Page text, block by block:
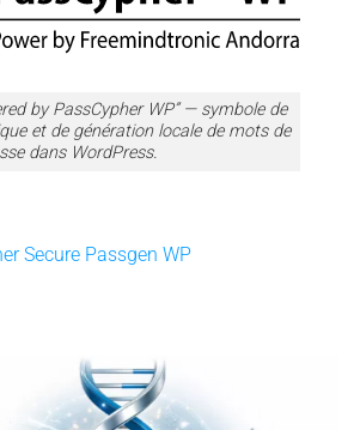
by PassCypher WP” — symbole de
et de génération locale de mots de
dans WordPress.
Secure Passgen WP